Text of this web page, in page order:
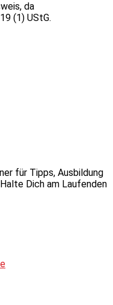
da
(1) UStG.
für Tipps, Ausbildung
Dich am Laufenden